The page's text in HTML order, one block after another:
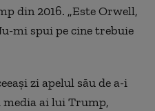
din 2016. „Este Orwell,
mi spui pe cine trebuie
zi apelul său de a-i
ai lui Trump,